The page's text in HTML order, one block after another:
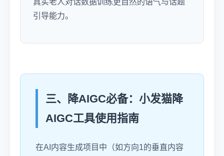
真实老人对话数据训练更自然的语气与话题
引导能力。
三、降AIGC必备：小发猫降
AIGC工具使用指南
在AI内容生成项目中（如方向1的垂直内容